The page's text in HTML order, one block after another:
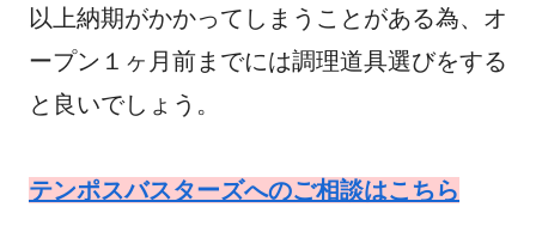
以上納期がかかってしまうことがある為、オ
ープン１ヶ月前までには調理道具選びをする
と良いでしょう。
テンポスバスターズへのご相談はこちら